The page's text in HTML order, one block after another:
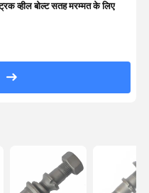
व्हील बोल्ट सतह मरम्मत के लिए